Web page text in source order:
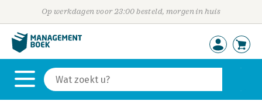
Op werkdagen voor 23:00 besteld, morgen in huis